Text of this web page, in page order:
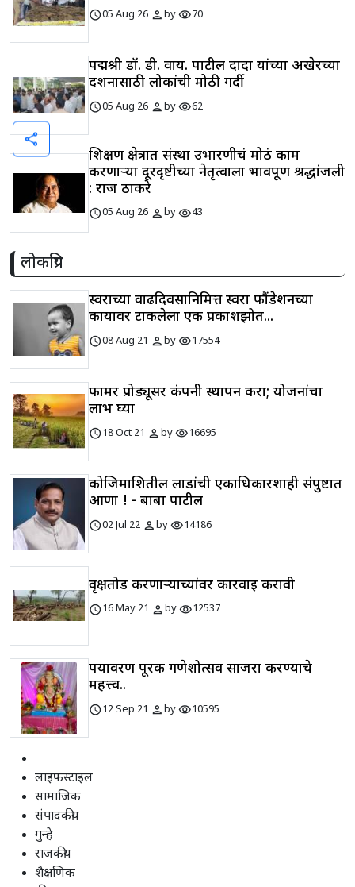
schedule05 Aug 26 personbyvisibility70
पद्मश्री डॉ. डी. वाय. पाटील दादा यांच्या अखेरच्या
दर्शनासाठी लोकांची मोठी गर्दी
schedule05 Aug 26 personbyvisibility62
शिक्षण क्षेत्रात संस्था उभारणीचं मोठं काम
करणाऱ्या दूरदृष्टीच्या नेतृत्वाला भावपूर्ण श्रद्धांजली
: राज ठाकरे
schedule05 Aug 26 personbyvisibility43
लोकप्रिय
स्वराच्या वाढदिवसानिमित्त स्वरा फौंडेशनच्या
कार्यावर टाकलेला एक प्रकाशझोत...
schedule08 Aug 21 personbyvisibility17554
फार्मर प्रोड्यूसर कंपनी स्थापन करा; योजनांचा
लाभ घ्या
schedule18 Oct 21 personbyvisibility16695
कोजिमाशितील लाडांची एकाधिकारशाही संपुष्टात
आणा ! - बाबा पाटील
schedule02 Jul 22 personbyvisibility14186
वृक्षतोड करणाऱ्याच्यांवर कारवाई करावी
schedule16 May 21 personbyvisibility12537
पर्यावरण पूरक गणेशोत्सव साजरा करण्याचे
महत्त्व..
schedule12 Sep 21 personbyvisibility10595
लाइफस्टाइल
सामाजिक
संपादकीय
गुन्हे
राजकीय
शैक्षणिक
share